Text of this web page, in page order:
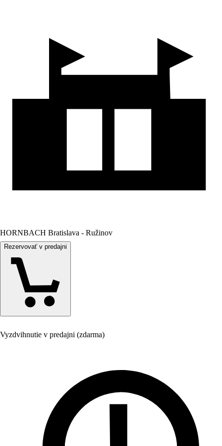
HORNBACH Bratislava - Ružinov
Rezervovať v predajni
Vyzdvihnutie v predajni (zdarma)